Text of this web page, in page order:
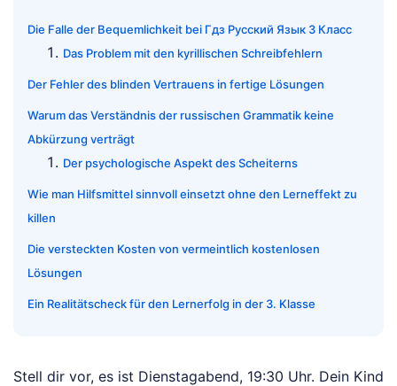
Die Falle der Bequemlichkeit bei Гдз Русский Язык 3 Класс
Das Problem mit den kyrillischen Schreibfehlern
Der Fehler des blinden Vertrauens in fertige Lösungen
Warum das Verständnis der russischen Grammatik keine
Abkürzung verträgt
Der psychologische Aspekt des Scheiterns
Wie man Hilfsmittel sinnvoll einsetzt ohne den Lerneffekt zu
killen
Die versteckten Kosten von vermeintlich kostenlosen
Lösungen
Ein Realitätscheck für den Lernerfolg in der 3. Klasse
Stell dir vor, es ist Dienstagabend, 19:30 Uhr. Dein Kind